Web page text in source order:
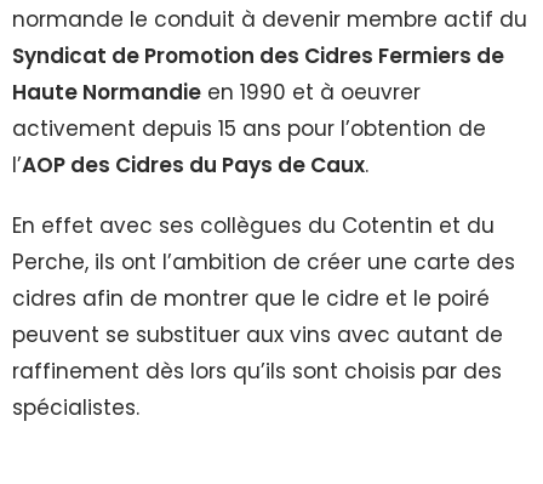
normande le conduit à devenir membre actif du
Syndicat de Promotion des Cidres Fermiers de
Haute Normandie en 1990 et à oeuvrer
activement depuis 15 ans pour l’obtention de
l’AOP des Cidres du Pays de Caux.
En effet avec ses collègues du Cotentin et du
Perche, ils ont l’ambition de créer une carte des
cidres afin de montrer que le cidre et le poiré
peuvent se substituer aux vins avec autant de
raffinement dès lors qu’ils sont choisis par des
spécialistes.